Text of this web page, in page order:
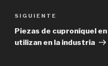
Next
Post
SIGUIENTE
Piezas de cuproníquel
utilizan en la industria